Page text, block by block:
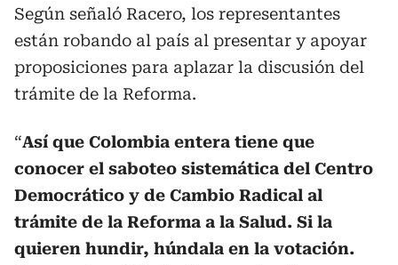
Según señaló Racero, los representantes
están robando al país al presentar y apoyar
proposiciones para aplazar la discusión del
trámite de la Reforma.
“Así que Colombia entera tiene que
conocer el saboteo sistemática del Centro
Democrático y de Cambio Radical al
trámite de la Reforma a la Salud. Si la
quieren hundir, húndala en la votación.